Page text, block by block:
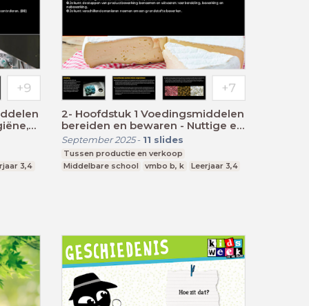
3,4
2- Hoofdstuk 1 Voedingsmiddelen
bereiden en bewaren - Nuttige en
schadelijke micro-organismen
September 2025- 11 slides
Tussen productie en verkoop
Middelbare school
vmbo b, k Leerjaar 3,4